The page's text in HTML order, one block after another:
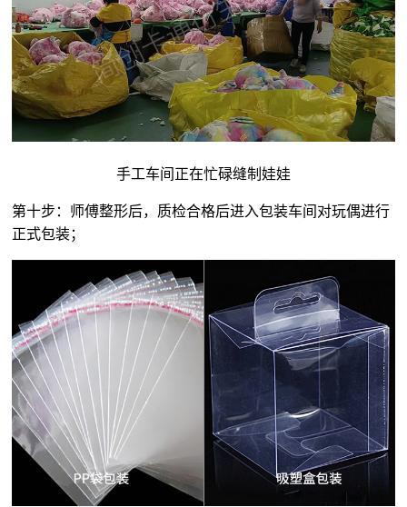
手工车间正在忙碌缝制娃娃
第十步：师傅整形后，质检合格后进入包装车间对玩偶进行
正式包装；